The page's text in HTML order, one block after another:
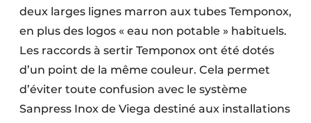
deux larges lignes marron aux tubes Temponox,
en plus des logos « eau non potable » habituels.
Les raccords à sertir Temponox ont été dotés
d’un point de la même couleur. Cela permet
d’éviter toute confusion avec le système
Sanpress Inox de Viega destiné aux installations